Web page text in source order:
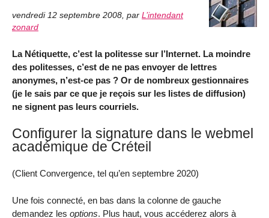
vendredi 12 septembre 2008 par L’intendant
zonard
La Nétiquette, c’est la politesse sur l’Internet. La moindre
des politesses, c’est de ne pas envoyer de lettres
anonymes, n’est-ce pas ? Or de nombreux gestionnaires
(je le sais par ce que je reçois sur les listes de diffusion)
ne signent pas leurs courriels.
Configurer la signature dans le webmel
académique de Créteil
(Client Convergence, tel qu’en septembre 2020)
Une fois connecté, en bas dans la colonne de gauche
demandez les options. Plus haut, vous accéderez alors à